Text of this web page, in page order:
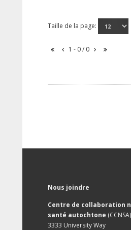
Taille de la page:
1 - 0 / 0
Nous joindre
Centre de collaboration
santé autochtone (CCNSA)
3333 University Way